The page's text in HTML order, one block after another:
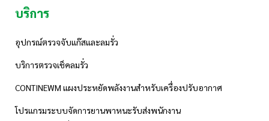
บริการ
อุปกรณ์ตรวจจับแก๊สและลมรั่ว
บริการตรวจเช็คลมรั่ว
CONTINEWM แผงประหยัดพลังงานสำหรับเครื่องปรับอากาศ
โปรแกรมระบบจัดการยานพาหนะรับส่งพนักงาน